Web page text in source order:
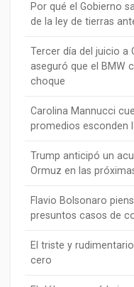
Por qué el Gobierno
de la ley de tierras
Tercer día del juicio a
aseguró que el BMW
choque
Carolina Mannucci
promedios esconden
Trump anticipó un
Ormuz en las
Flavio Bolsonaro
presuntos casos de
El triste y
cero